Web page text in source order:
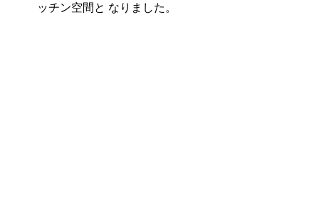
ッチン空間と なりました。